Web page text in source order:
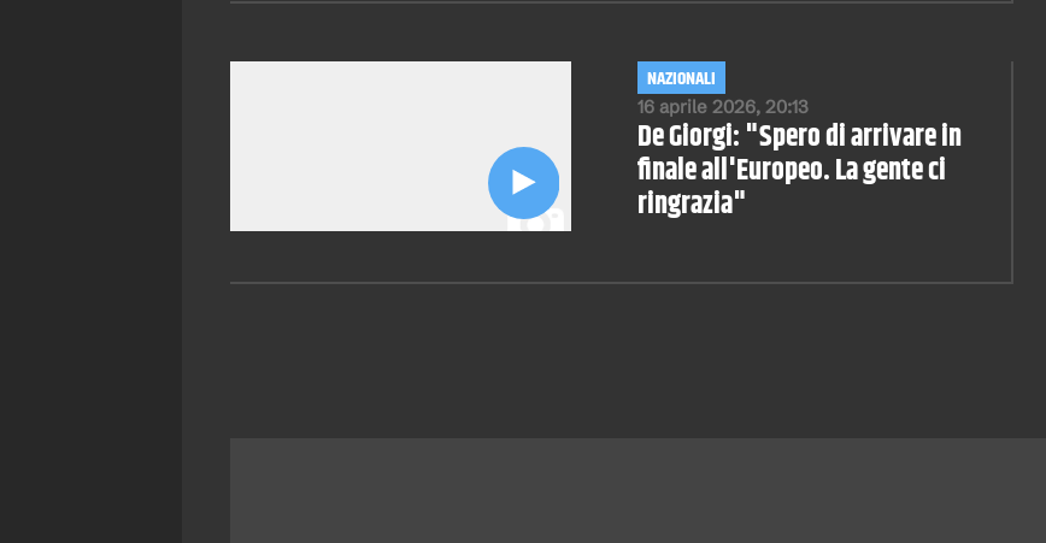
16 aprile 2026, 20:13
NAZIONALI
De Giorgi: "Spero di arrivare in
finale all'Europeo. La gente ci
ringrazia"